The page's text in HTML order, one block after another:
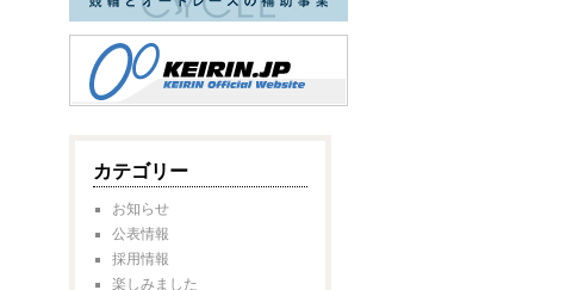
カテゴリー
お知らせ
公表情報
採用情報
楽しみました